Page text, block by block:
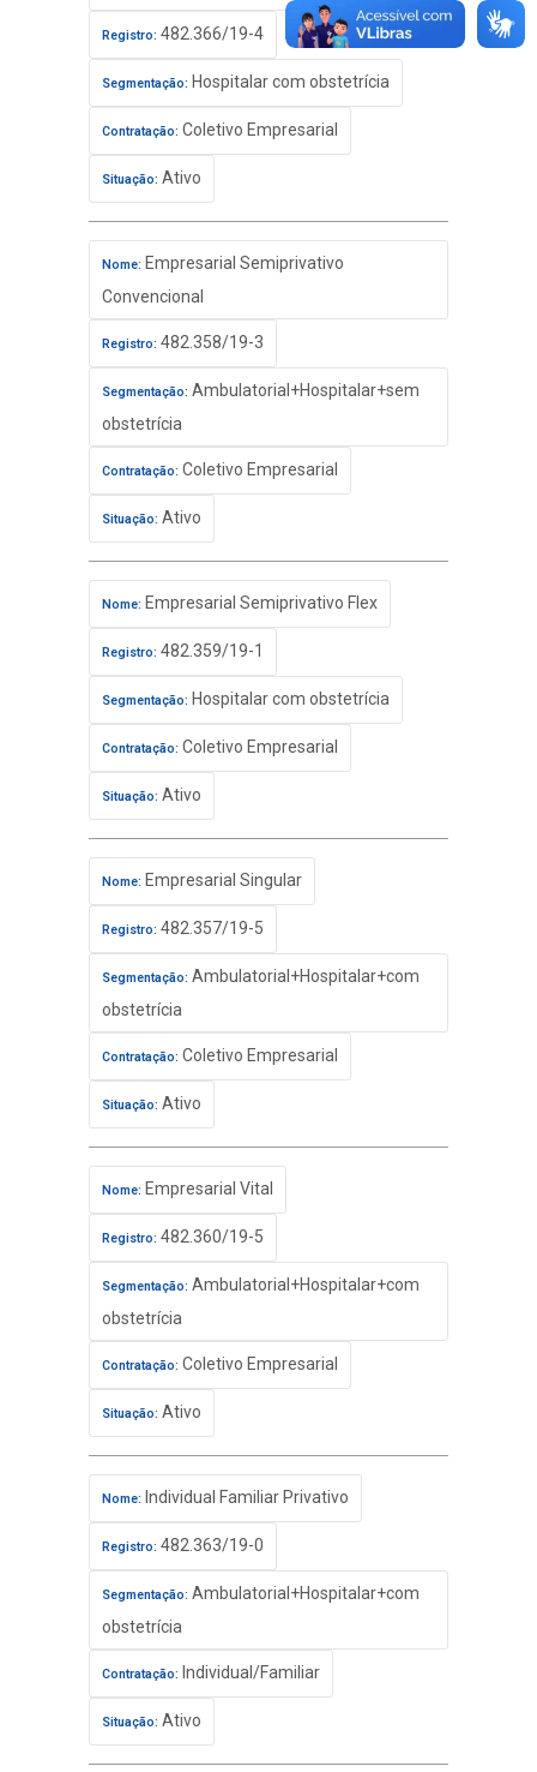
Registro: 482.366/19-4
Segmentação: Hospitalar com obstetrícia
Contratação: Coletivo Empresarial
Situação: Ativo
Nome: Empresarial Semiprivativo
Convencional
Registro: 482.358/19-3
Segmentação: Ambulatorial+Hospitalar+sem
obstetrícia
Contratação: Coletivo Empresarial
Situação: Ativo
Nome: Empresarial Semiprivativo Flex
Registro: 482.359/19-1
Segmentação: Hospitalar com obstetrícia
Contratação: Coletivo Empresarial
Situação: Ativo
Nome: Empresarial Singular
Registro: 482.357/19-5
Segmentação: Ambulatorial+Hospitalar+com
obstetrícia
Contratação: Coletivo Empresarial
Situação: Ativo
Nome: Empresarial Vital
Registro: 482.360/19-5
Segmentação: Ambulatorial+Hospitalar+com
obstetrícia
Contratação: Coletivo Empresarial
Situação: Ativo
Nome: Individual Familiar Privativo
Registro: 482.363/19-0
Segmentação: Ambulatorial+Hospitalar+com
obstetrícia
Contratação: Individual/Familiar
Situação: Ativo